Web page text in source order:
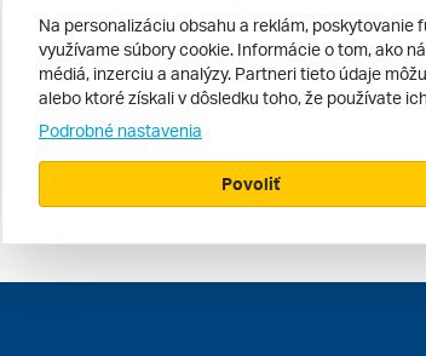
Na personalizáciu obsahu a reklám,
využívame súbory cookie. Informácie o tom, ako
médiá, inzerciu a analýzy. Partneri tieto údaje
alebo ktoré získali v dôsledku toho, že používate
Podrobné nastavenia
Povoliť